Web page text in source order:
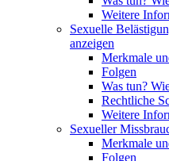
Weitere
Sexuelle
anzeigen
Merkmale
Folgen
Was tun?
Rechtliche
Weitere
Sexueller
Merkmale
Folgen